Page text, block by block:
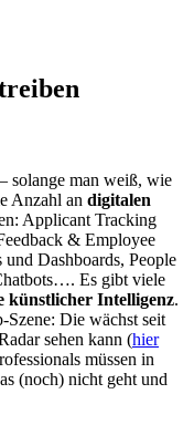
solange man weiß, wie
Anzahl an digitalen
Applicant Tracking
& Employee
Dashboards, People
Es gibt viele
künstlicher Intelligenz.
Szene: Die wächst seit
sehen kann (hier
müssen in
(noch) nicht geht und